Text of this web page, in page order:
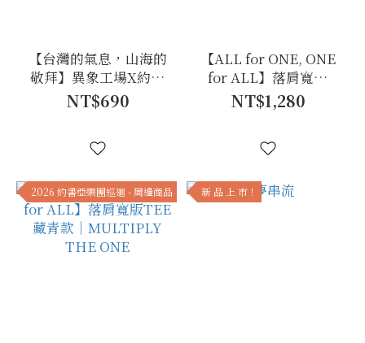
【台灣的氣息，山海的
敬拜】異象工場X約書
亞 獨家聯名特調香水－
曠野之火
NT$690
【ALL for ONE, ONE
for ALL】落肩寬版
TEE 白色款｜
FRAGMENT RHEMA
NT$1,280
2026 約書亞樂團巡迴 - 周邊商品 新 品 上 市！